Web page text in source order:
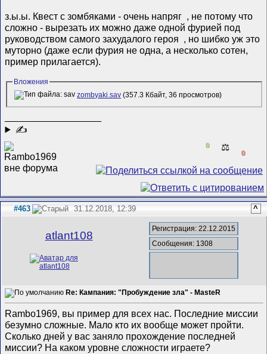
з.ы.ы. Квест с зомбяками - очень напряг , не потому что
сложно - вырезать их можно даже одной фурией под
руководством самого захудалого героя , но шибко уж это
муторно (даже если фурия не одна, а несколько сотен,
пример прилагается).
Вложения
zombyaki.sav (357.3 Кбайт, 36 просмотров)
✍
0 ⚖️
0
#463 31.12.2018, 12:39 ^
atlant108
Регистрация: 22.12.2015
Сообщения: 1308
Re: Кампания: "Пробуждение зла" - MasteR
Rambo1969, вы пример для всех нас. Последние миссии
безумно сложные. Мало кто их вообще может пройти.
Сколько дней у вас заняло прохождение последней
миссии? На каком уровне сложности играете?